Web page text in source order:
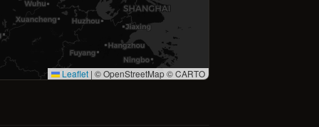
Leaflet | © OpenStreetMap © CARTO